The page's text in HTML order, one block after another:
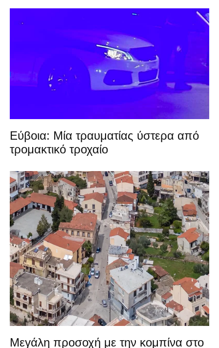
Εύβοια: Μία τραυματίας ύστερα από
τρομακτικό τροχαίο
Μεγάλη προσοχή με την κομπίνα στο